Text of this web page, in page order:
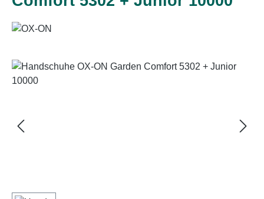
Bildergalerie überspringen